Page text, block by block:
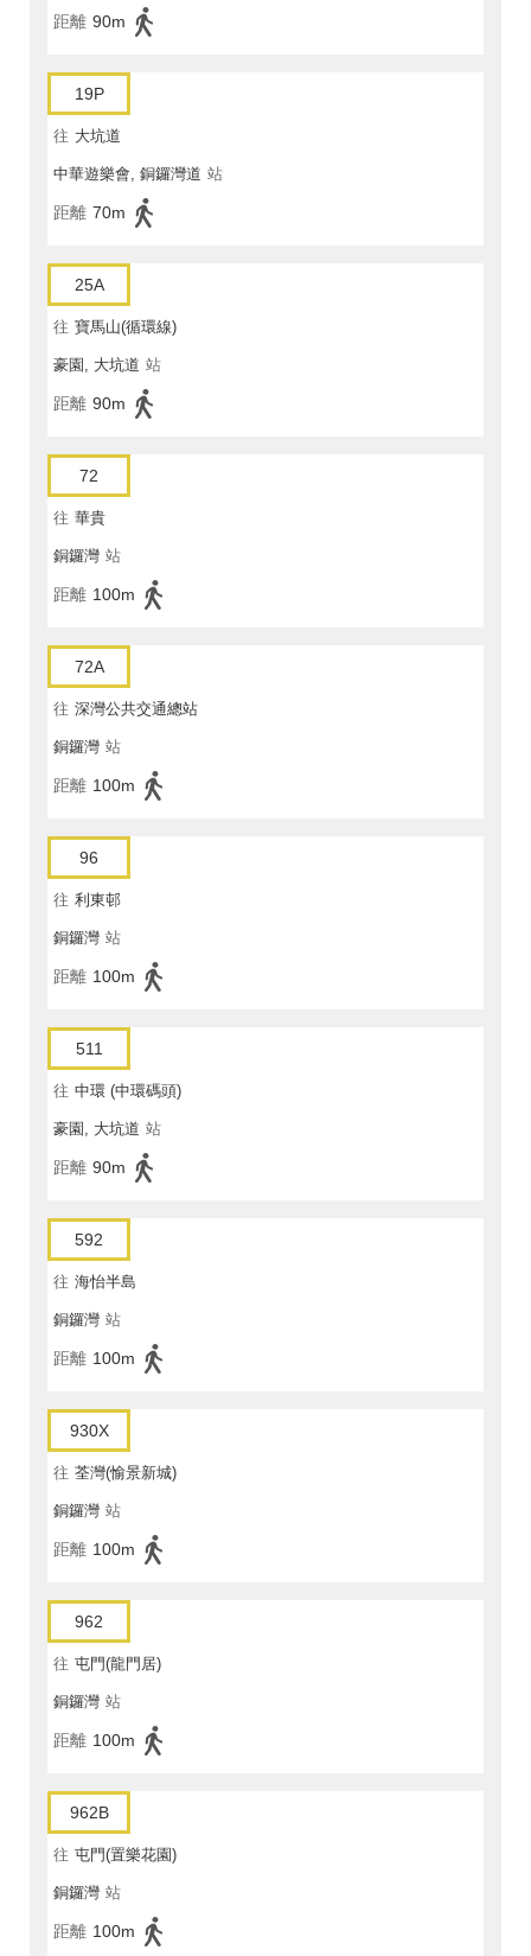
距離 90m
19P
往 大坑道
中華遊樂會, 銅鑼灣道 站
距離 70m
25A
往 寶馬山(循環線)
豪園, 大坑道 站
距離 90m
72
往 華貴
銅鑼灣 站
距離 100m
72A
往 深灣公共交通總站
銅鑼灣 站
距離 100m
96
往 利東邨
銅鑼灣 站
距離 100m
511
往 中環 (中環碼頭)
豪園, 大坑道 站
距離 90m
592
往 海怡半島
銅鑼灣 站
距離 100m
930X
往 荃灣(愉景新城)
銅鑼灣 站
距離 100m
962
往 屯門(龍門居)
銅鑼灣 站
距離 100m
962B
往 屯門(置樂花園)
銅鑼灣 站
距離 100m